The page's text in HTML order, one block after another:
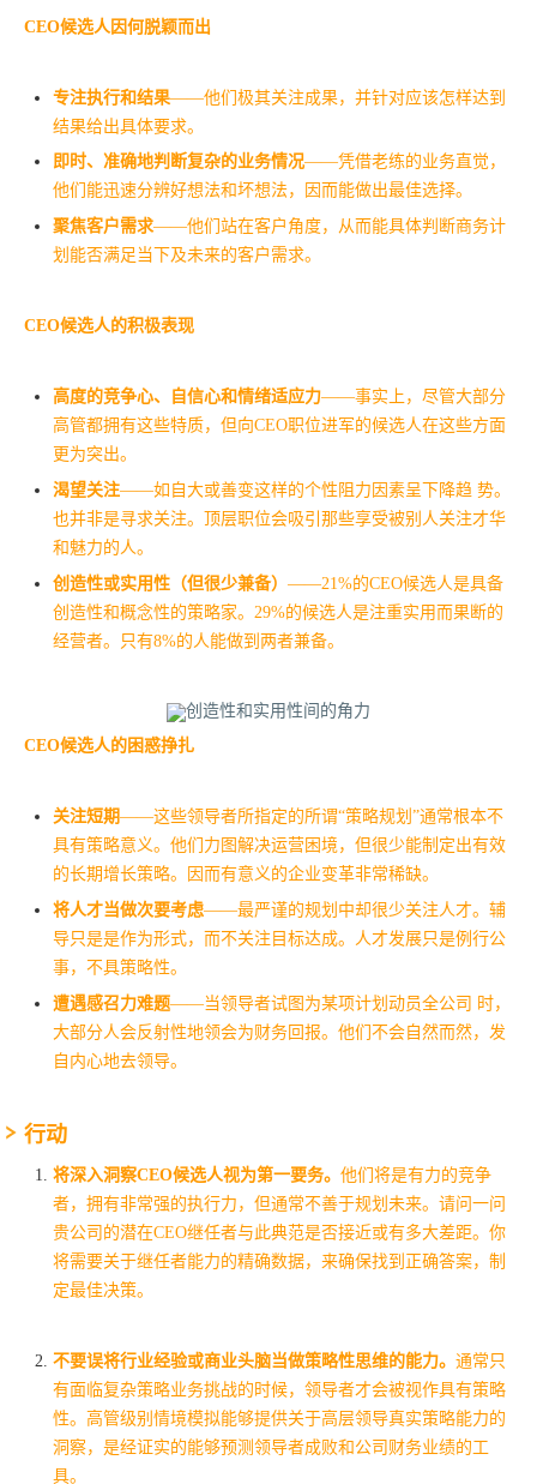
CEO候选人因何脱颖而出
专注执行和结果——他们极其关注成果，并针对应该怎样达到
结果给出具体要求。
即时、准确地判断复杂的业务情况——凭借老练的业务直觉，
他们能迅速分辨好想法和坏想法，因而能做出最佳选择。
聚焦客户需求——他们站在客户角度，从而能具体判断商务计
划能否满足当下及未来的客户需求。
CEO候选人的积极表现
高度的竞争心、自信心和情绪适应力——事实上，尽管大部分
高管都拥有这些特质，但向CEO职位进军的候选人在这些方面
更为突出。
渴望关注——如自大或善变这样的个性阻力因素呈下降趋 势。
也并非是寻求关注。顶层职位会吸引那些享受被别人关注才华
和魅力的人。
创造性或实用性（但很少兼备） ——21%的CEO候选人是具备
创造性和概念性的策略家。29%的候选人是注重实用而果断的
经营者。只有8%的人能做到两者兼备。
CEO候选人的困惑挣扎
关注短期——这些领导者所指定的所谓“策略规划”通常根本不
具有策略意义。他们力图解决运营困境，但很少能制定出有效
的长期增长策略。因而有意义的企业变革非常稀缺。
将人才当做次要考虑——最严谨的规划中却很少关注人才。辅
导只是是作为形式，而不关注目标达成。人才发展只是例行公
事，不具策略性。
遭遇感召力难题——当领导者试图为某项计划动员全公司 时，
大部分人会反射性地领会为财务回报。他们不会自然而然，发
自内心地去领导。
行动
将深入洞察CEO候选人视为第一要务。 他们将是有力的竞争
者，拥有非常强的执行力，但通常不善于规划未来。请问一问
贵公司的潜在CEO继任者与此典范是否接近或有多大差距。你
将需要关于继任者能力的精确数据，来确保找到正确答案，制
定最佳决策。
不要误将行业经验或商业头脑当做策略性思维的能力。 通常只
有面临复杂策略业务挑战的时候，领导者才会被视作具有策略
性。高管级别情境模拟能够提供关于高层领导真实策略能力的
洞察，是经证实的能够预测领导者成败和公司财务业绩的工
具。